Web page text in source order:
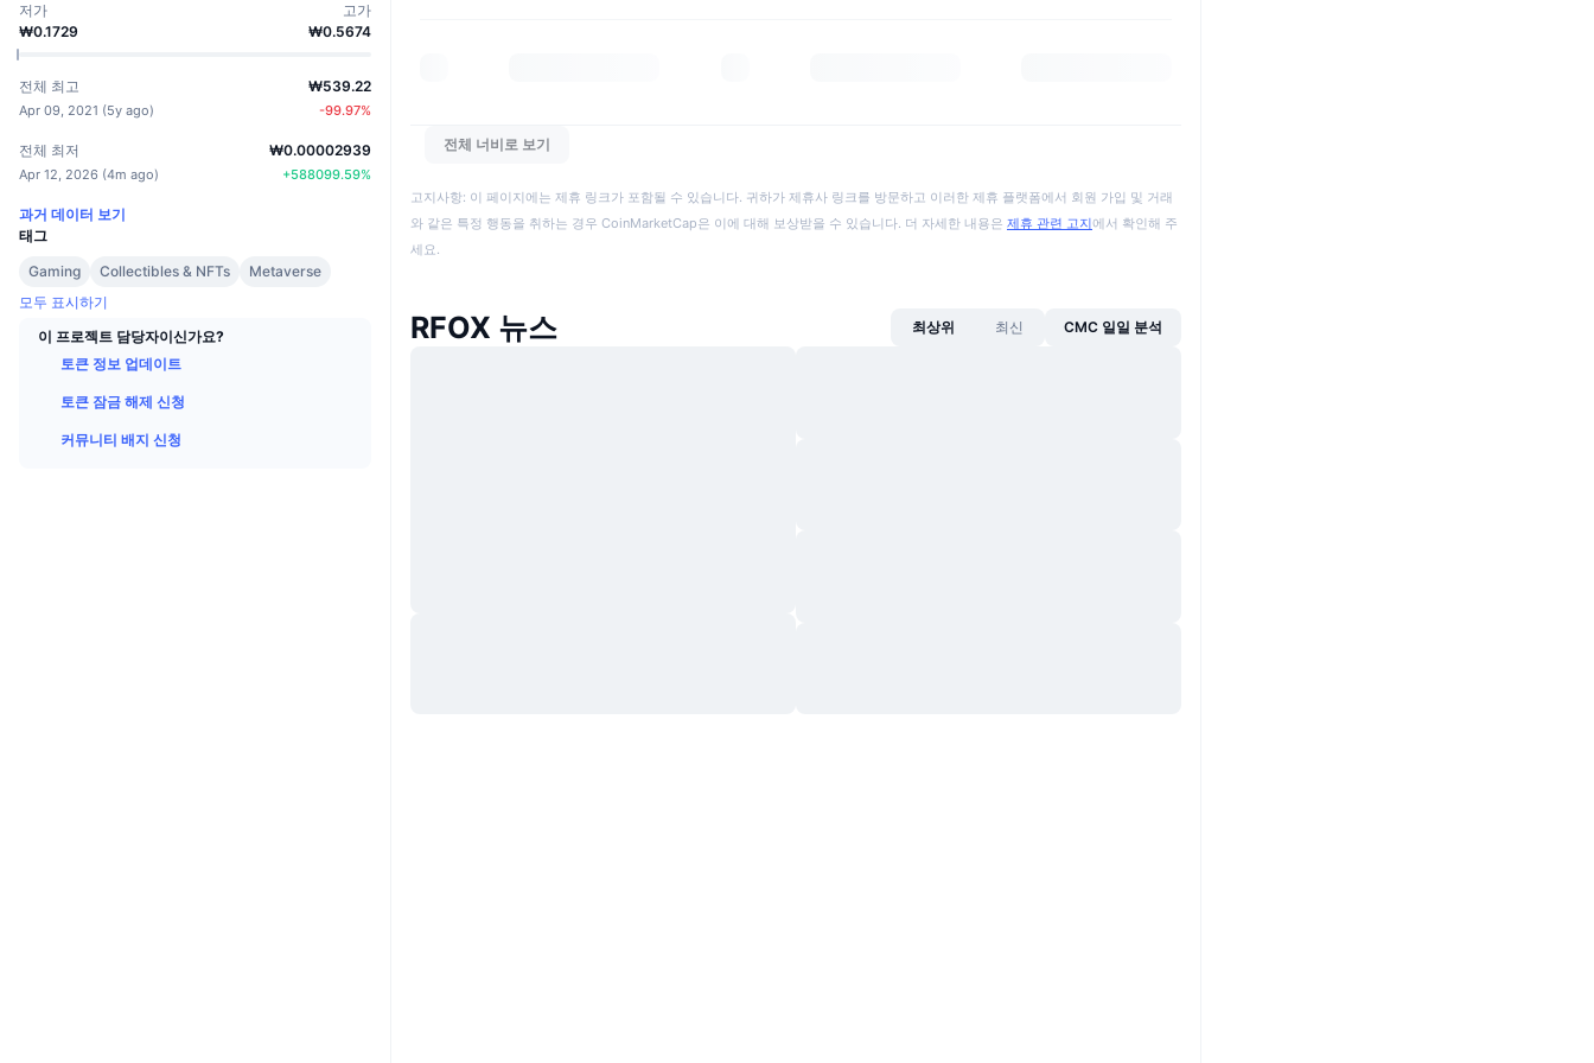
저가
₩0.1729
고가
₩0.5674
전체 최고
Apr 09, 2021 (5y ago)
₩539.22
-99.97%
전체 최저
Apr 12, 2026 (4m ago)
₩0.00002939
+588099.59%
과거 데이터 보기
태그
Gaming
Collectibles & NFTs
Metaverse
모두 표시하기
이 프로젝트 담당자이신가요?
토큰 정보 업데이트
토큰 잠금 해제 신청
커뮤니티 배지 신청
전체 너비로 보기
고지사항: 이 페이지에는 제휴 링크가 포함될 수 있습니다. 귀하가 제휴사 링크를 방문하고 이러한 제휴 플랫폼에서 회원 가입 및 거래
와 같은 특정 행동을 취하는 경우 CoinMarketCap은 이에 대해 보상받을 수 있습니다. 더 자세한 내용은 제휴 관련 고지에서 확인해 주
세요.
RFOX 뉴스 최상위 최신 CMC 일일 분석